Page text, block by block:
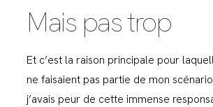
Mais pas trop
Et c’est la raison principale pour
ne faisaient pas partie de mon
j’avais peur de cette immense